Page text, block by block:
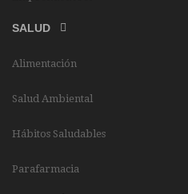
SALUD
Alimentación
Salud Ambiental
Hábitos Saludables
Parafarmacia